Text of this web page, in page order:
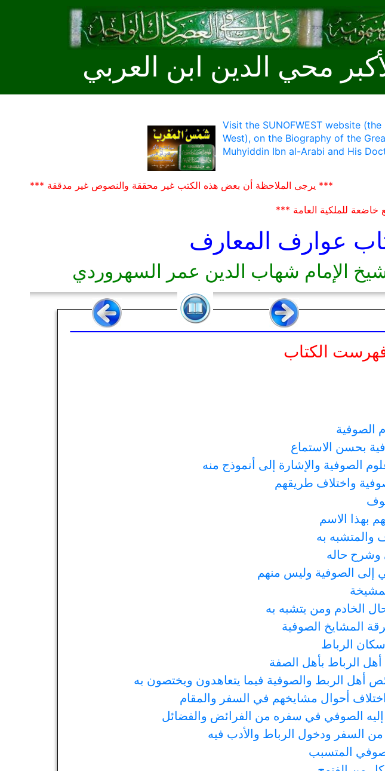
محي الدين ابن العربي
Visit the SUNOFWEST website
West), on the Biography of the
Muhyiddin Ibn al-Arabi and His
*** يرجى الملاحظة أن بعض هذه الكتب غير محققة والنصوص غير مدققة ***
خاضعة للملكية العامة ***
عوارف المعارف
الإمام شهاب الدين عمر السهروردي
الكتاب
الصوفية
بحسن الاستماع
الصوفية والإشارة إلى أنموذج منه
واختلاف طريقهم
بهذا الاسم
والمتشبه به
وشرح حاله
إلى الصوفية وليس منهم
الخادم ومن يتشبه به
المشايخ الصوفية
الرباط
الرباط بأهل الصفة
أهل الربط والصوفية فيما يتعاهدون ويختصون به
أحوال مشايخهم في السفر والمقام
إليه الصوفي في سفره من الفرائض والفضائل
السفر ودخول الرباط والأدب فيه
المتسبب